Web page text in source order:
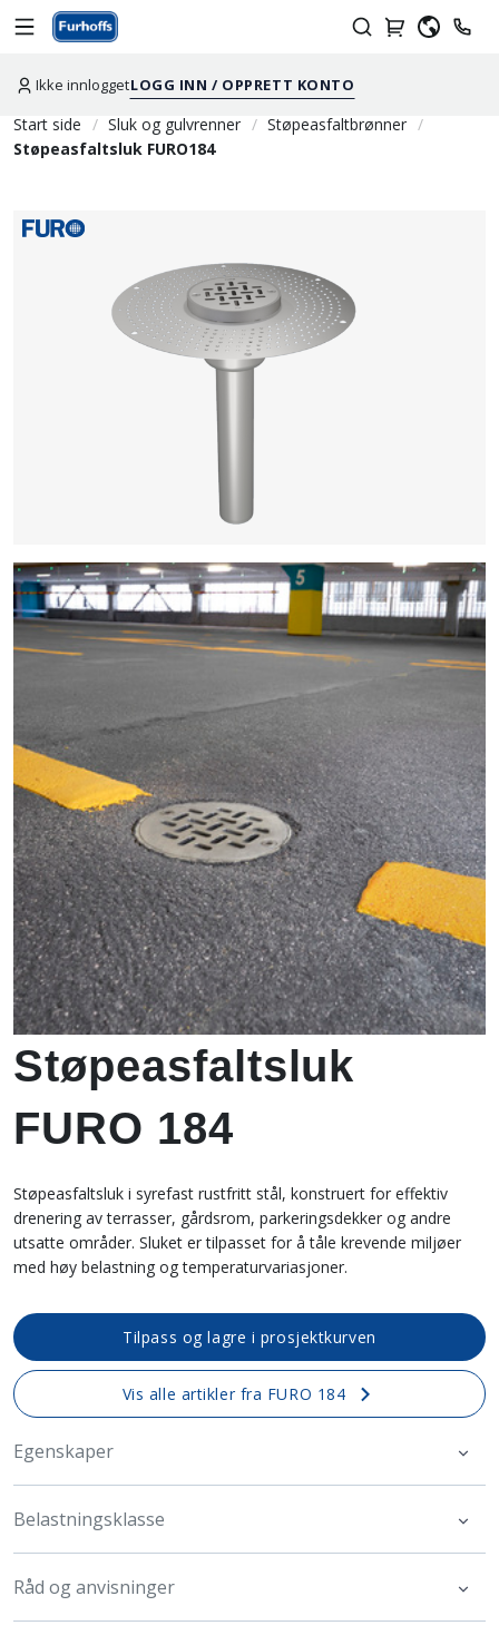
Ikke innloggetLOGG INN / OPPRETT KONTO
Start side Sluk og gulvrenner
Støpeasfaltbrønner
Støpeasfaltsluk FURO184
Støpeasfaltsluk
FURO 184
Støpeasfaltsluk i syrefast rustfritt stål, konstruert for effektiv
drenering av terrasser, gårdsrom, parkeringsdekker og andre
utsatte områder. Sluket er tilpasset for å tåle krevende miljøer
med høy belastning og temperaturvariasjoner.
Tilpass og lagre i prosjektkurven
Vis alle artikler fra FURO 184
Egenskaper
Belastningsklasse
Råd og anvisninger